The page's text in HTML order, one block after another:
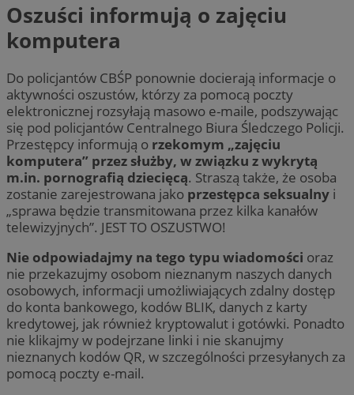
Oszuści informują o zajęciu
komputera
Do policjantów CBŚP ponownie docierają informacje o
aktywności oszustów, którzy za pomocą poczty
elektronicznej rozsyłają masowo e-maile, podszywając
się pod policjantów Centralnego Biura Śledczego Policji.
Przestępcy informują o rzekomym „zajęciu
komputera” przez służby, w związku z wykrytą
m.in. pornografią dziecięcą. Straszą także, że osoba
zostanie zarejestrowana jako przestępca seksualny i
„sprawa będzie transmitowana przez kilka kanałów
telewizyjnych”. JEST TO OSZUSTWO!
Nie odpowiadajmy na tego typu wiadomości oraz
nie przekazujmy osobom nieznanym naszych danych
osobowych, informacji umożliwiających zdalny dostęp
do konta bankowego, kodów BLIK, danych z karty
kredytowej, jak również kryptowalut i gotówki. Ponadto
nie klikajmy w podejrzane linki i nie skanujmy
nieznanych kodów QR, w szczególności przesyłanych za
pomocą poczty e-mail.